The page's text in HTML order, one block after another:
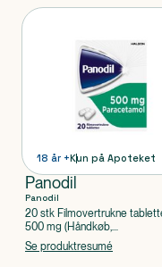
Produkter
18 år +Kun på Apoteket
Panodil
Panodil
20 stk Filmovertrukne
500 mg (Håndkøb,
apoteksforbeholdt),
Se produktresumé